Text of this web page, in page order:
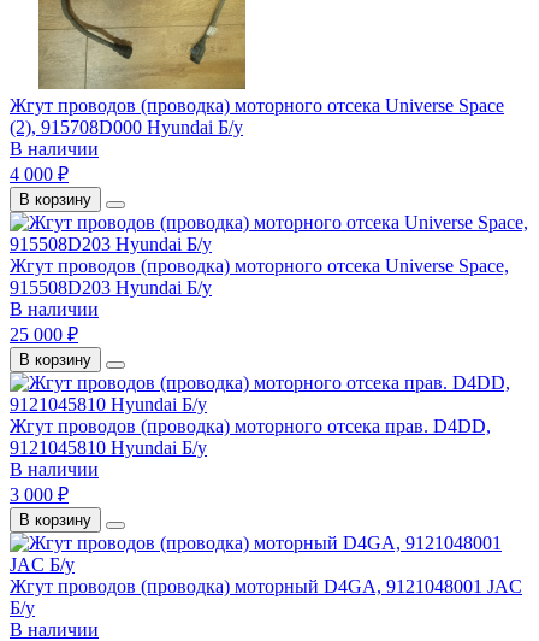
Жгут проводов (проводка) моторного отсека Universe Space
(2), 915708D000 Hyundai Б/у
В наличии
4 000 ₽
В корзину
Жгут проводов (проводка) моторного отсека Universe Space,
915508D203 Hyundai Б/у
В наличии
25 000 ₽
В корзину
Жгут проводов (проводка) моторного отсека прав. D4DD,
9121045810 Hyundai Б/у
В наличии
3 000 ₽
В корзину
Жгут проводов (проводка) моторный D4GA, 9121048001 JAC
Б/у
В наличии